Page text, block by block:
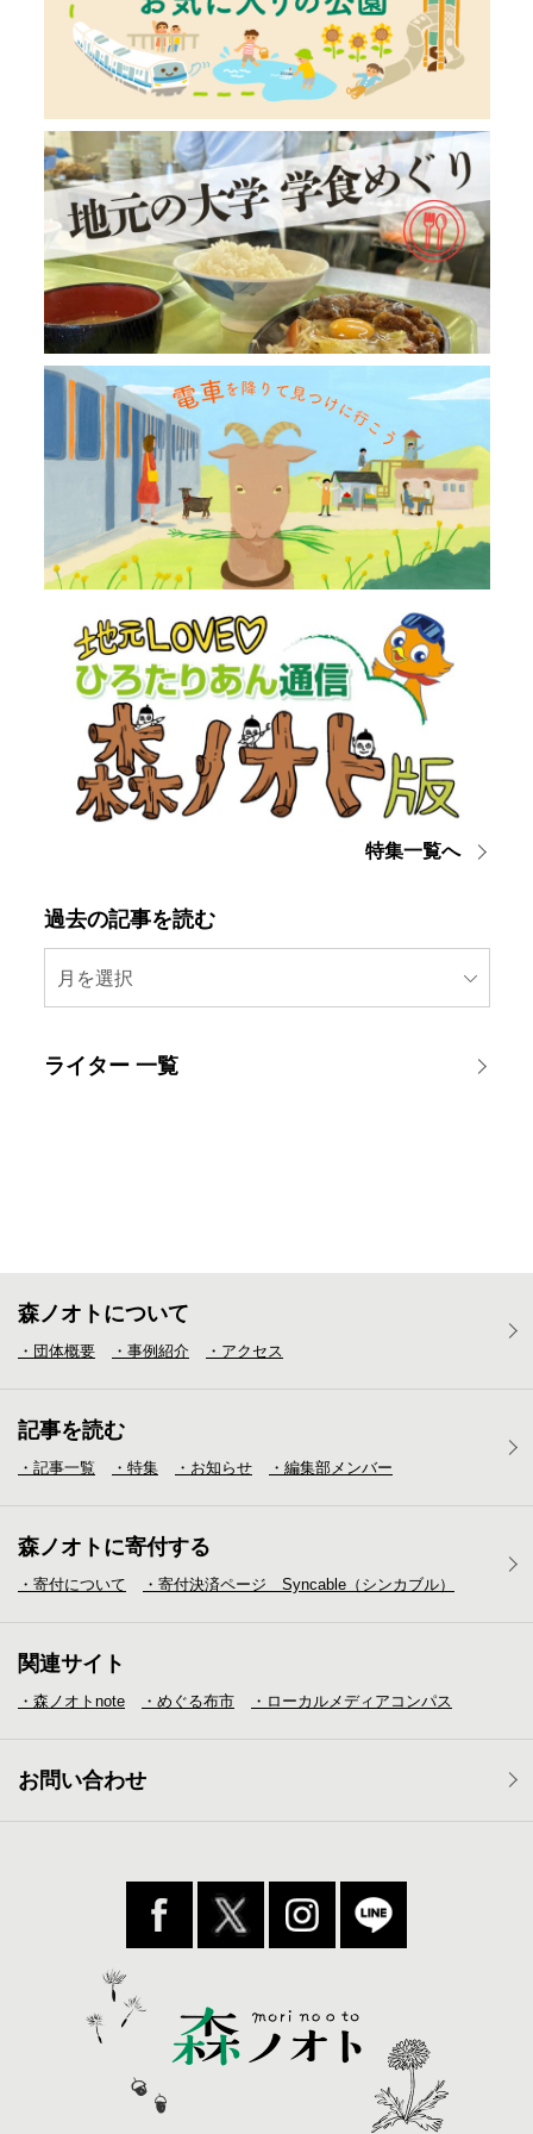
特集一覧へ
過去の記事を読む
月を選択
ライター 一覧
森ノオトについて
・団体概要 ・事例紹介 ・アクセス
記事を読む
・記事一覧 ・特集 ・お知らせ ・編集部メンバー
森ノオトに寄付する
・寄付について ・寄付決済ページ Syncable（シンカブル）
関連サイト
・森ノオトnote ・めぐる布市 ・ローカルメディア コンパス
お問い合わせ